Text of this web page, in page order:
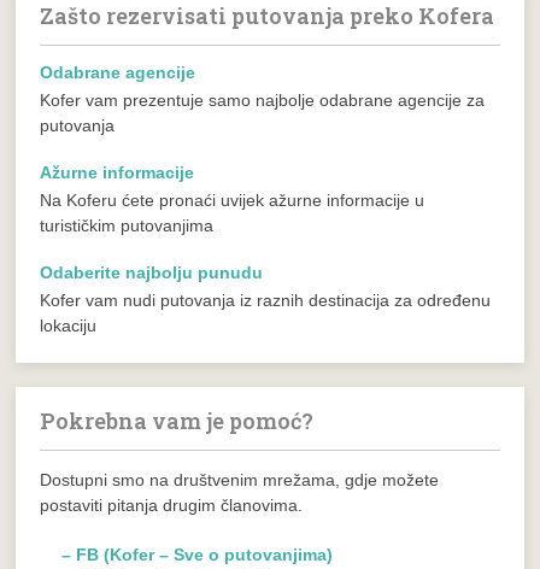
Zašto rezervisati putovanja preko Kofera
Odabrane agencije
Kofer vam prezentuje samo najbolje odabrane agencije za
putovanja
Ažurne informacije
Na Koferu ćete pronaći uvijek ažurne informacije u
turističkim putovanjima
Odaberite najbolju punudu
Kofer vam nudi putovanja iz raznih destinacija za određenu
lokaciju
Pokrebna vam je pomoć?
Dostupni smo na društvenim mrežama, gdje možete
postaviti pitanja drugim članovima.
– FB (Kofer – Sve o putovanjima)